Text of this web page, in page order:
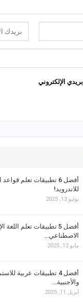
الإلكتروني
أفضل 6 تطبيقات تعلم
للاندرويد!
يوليو 13, 2025
أفضل 5 تطبيقات تعلم اللغة
الاصطناعي…
مايو 12, 2025
أفضل 4 تطبيقات عربية
والأجنبية…
أبريل 11, 2025